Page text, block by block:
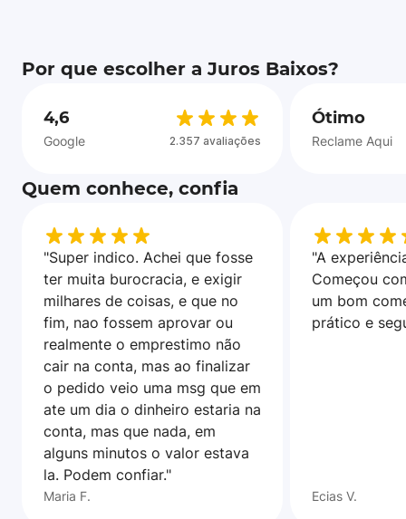
Por que escolher a Juros Baixos?
4,6
Google 2.357 avaliações
Ótimo
Reclame Aqui
Quem conhece, confia
"Super indico. Achei que fosse
ter muita burocracia, e exigir
milhares de coisas, e que no
fim, nao fossem aprovar ou
realmente o emprestimo não
cair na conta, mas ao finalizar
o pedido veio uma msg que em
ate um dia o dinheiro estaria na
conta, mas que nada, em
alguns minutos o valor estava
la. Podem confiar."
Maria F.
"A
Começou
um bom
prático e
Ecias V.